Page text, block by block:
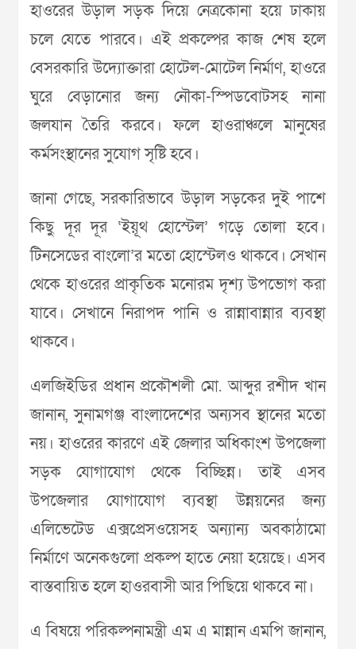
হাওরের উড়াল সড়ক দিয়ে নেত্রকোনা হয়ে ঢাকায়
চলে যেতে পারবে। এই প্রকল্পের কাজ শেষ হলে
বেসরকারি উদ্যোক্তারা হোটেল-মোটেল নির্মাণ, হাওরে
ঘুরে বেড়ানোর জন্য নৌকা-স্পিডবোটসহ নানা
জলযান তৈরি করবে। ফলে হাওরাঞ্চলে মানুষের
কর্মসংস্থানের সুযোগ সৃষ্টি হবে।
জানা গেছে, সরকারিভাবে উড়াল সড়কের দুই পাশে
কিছু দূর দূর ‘ইয়ূথ হোস্টেল’ গড়ে তোলা হবে।
টিনসেডের বাংলো’র মতো হোস্টেলও থাকবে। সেখান
থেকে হাওরের প্রাকৃতিক মনোরম দৃশ্য উপভোগ করা
যাবে। সেখানে নিরাপদ পানি ও রান্নাবান্নার ব্যবস্থা
থাকবে।
এলজিইডির প্রধান প্রকৌশলী মো. আব্দুর রশীদ খান
জানান, সুনামগঞ্জ বাংলাদেশের অন্যসব স্থানের মতো
নয়। হাওরের কারণে এই জেলার অধিকাংশ উপজেলা
সড়ক যোগাযোগ থেকে বিচ্ছিন্ন। তাই এসব
উপজেলার যোগাযোগ ব্যবস্থা উন্নয়নের জন্য
এলিভেটেড এক্সপ্রেসওয়েসহ অন্যান্য অবকাঠামো
নির্মাণে অনেকগুলো প্রকল্প হাতে নেয়া হয়েছে। এসব
বাস্তবায়িত হলে হাওরবাসী আর পিছিয়ে থাকবে না।
এ বিষয়ে পরিকল্পনামন্ত্রী এম এ মান্নান এমপি জানান,